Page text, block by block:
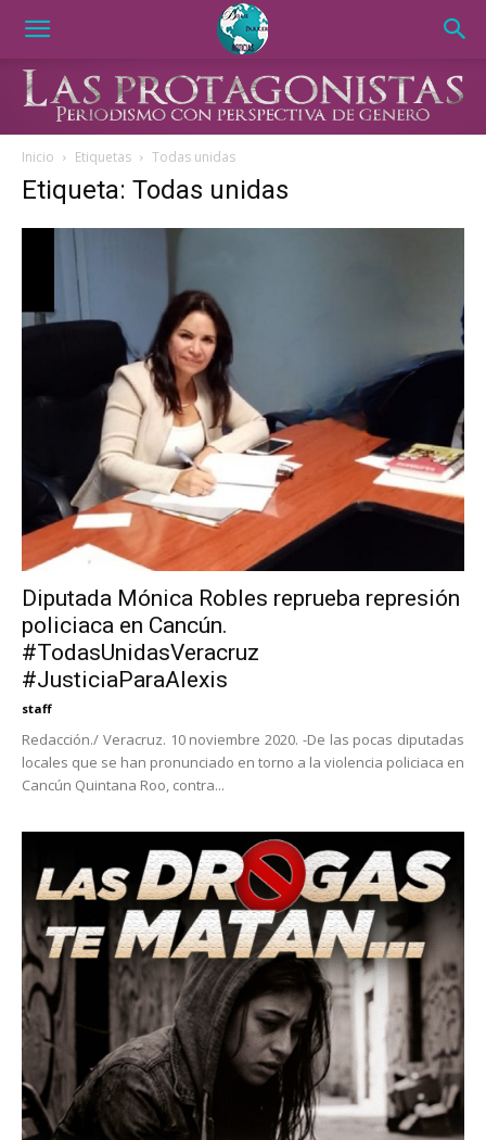
Inicio Etiquetas Todas unidas
Etiqueta: Todas unidas
Diputada Mónica Robles reprueba represión
policiaca en Cancún.
#TodasUnidasVeracruz
#JusticiaParaAlexis
staff
Redacción./ Veracruz. 10 noviembre 2020. -De las pocas diputadas
locales que se han pronunciado en torno a la violencia policiaca en
Cancún Quintana Roo, contra...